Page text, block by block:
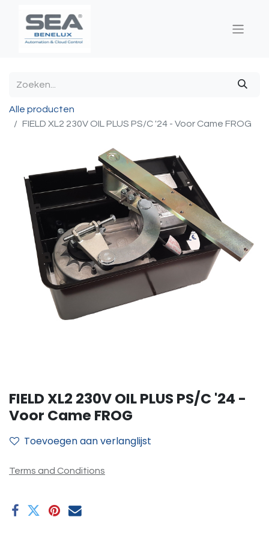
Alle producten
FIELD XL2 230V OIL PLUS PS/C '24 - Voor Came FROG
FIELD XL2 230V OIL PLUS PS/C '24 -
Voor Came FROG
Toevoegen aan verlanglijst
Terms and Conditions